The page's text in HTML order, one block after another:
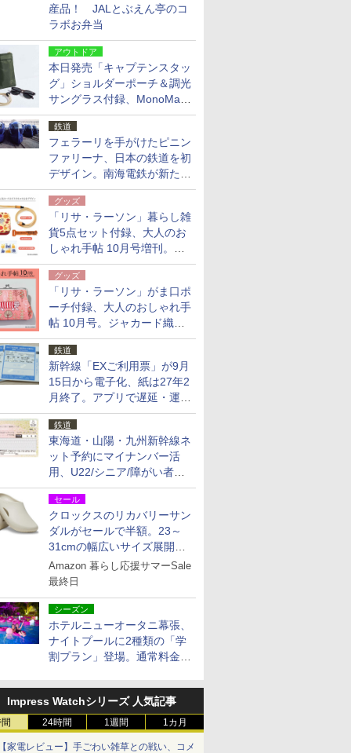
産品！ JALとぶえん亭のコ
ラボお弁当
アウトドア
本日発売「キャプテンスタッ
グ」ショルダーポーチ＆調光
サングラス付録、MonoMax
9月号増刊
鉄道
フェラーリを手がけたピニン
ファリーナ、日本の鉄道を初
デザイン。南海電鉄が新たな
「空港特急」をなにわ筋線へ
導入
グッズ
「リサ・ラーソン」暮らし雑
貨5点セット付録、大人のお
しゃれ手帖 10月号増刊。
USBケーブルや缶ケースなど
グッズ
「リサ・ラーソン」がま口ポ
ーチ付録、大人のおしゃれ手
帖 10月号。ジャカード織の
北欧猫デザイン
鉄道
新幹線「EXご利用票」が9月
15日から電子化、紙は27年2
月終了。アプリで遅延・運休
も確認可能に
鉄道
東海道・山陽・九州新幹線ネ
ット予約にマイナンバー活
用、U22/シニア/障がい者割
を9月15日から発売
セール
クロックスのリカバリーサン
ダルがセールで半額。23～
31cmの幅広いサイズ展開、
独自のクッション素材を採用
Amazon 暮らし応援サマーSale
最終日
シーズン
ホテルニューオータニ幕張、
ナイトプールに2種類の「学
割プラン」登場。通常料金の
Impress Watchシリーズ 人気記事
24時間 1週間 1カ月
家電レビュー】手ごわい雑草との戦い、コメ